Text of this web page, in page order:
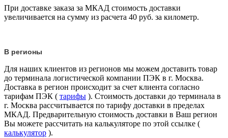
При доставке заказа за МКАД стоимость доставки
увеличивается на сумму из расчета 40 руб. за километр.
В регионы
Для наших клиентов из регионов мы можем доставить товар
до терминала логистической компании ПЭК в г. Москва.
Доставка в регион происходит за счет клиента согласно
тарифам ПЭК ( тарифы ). Стоимость доставки до терминала в
г. Москва рассчитывается по тарифу доставки в пределах
МКАД. Предварительную стоимость доставки в Ваш регион
Вы можете рассчитать на калькуляторе по этой ссылке (
калькулятор ).